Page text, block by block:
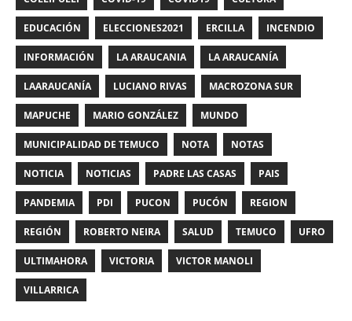
EDUCACIÓN ELECCIONES2021 ERCILLA INCENDIO
INFORMACIÓN LA ARAUCANIA LA ARAUCANÍA
LAARAUCANÍA LUCIANO RIVAS MACROZONA SUR
MAPUCHE MARIO GONZÁLEZ MUNDO
MUNICIPALIDAD DE TEMUCO NOTA NOTAS
NOTICIA NOTICIAS PADRE LAS CASAS PAIS
PANDEMIA PDI PUCON PUCÓN REGION
REGIÓN ROBERTO NEIRA SALUD TEMUCO UFRO
ULTIMAHORA VICTORIA VICTOR MANOLI
VILLARRICA